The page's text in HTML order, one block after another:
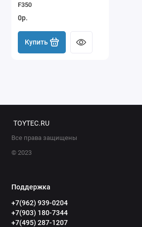
F350
0р.
Купить
TOYTEC.RU
Все права защищены
© 2023
Поддержка
+7(962) 939-0204
+7(903) 180-7344
+7(495) 287-1207